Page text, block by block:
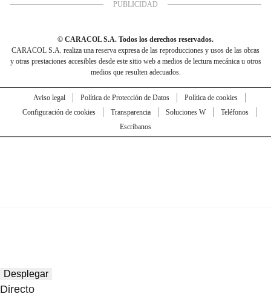
© CARACOL S.A. Todos los derechos reservados.
CARACOL S.A. realiza una reserva expresa de las reproducciones y usos de las obras
y otras prestaciones accesibles desde este sitio web a medios de lectura mecánica u otros
medios que resulten adecuados.
Aviso legal Política de Protección de Datos
Política de cookies
Configuración de cookies
Transparencia Soluciones W
Teléfonos
Escríbanos
Desplegar
Directo